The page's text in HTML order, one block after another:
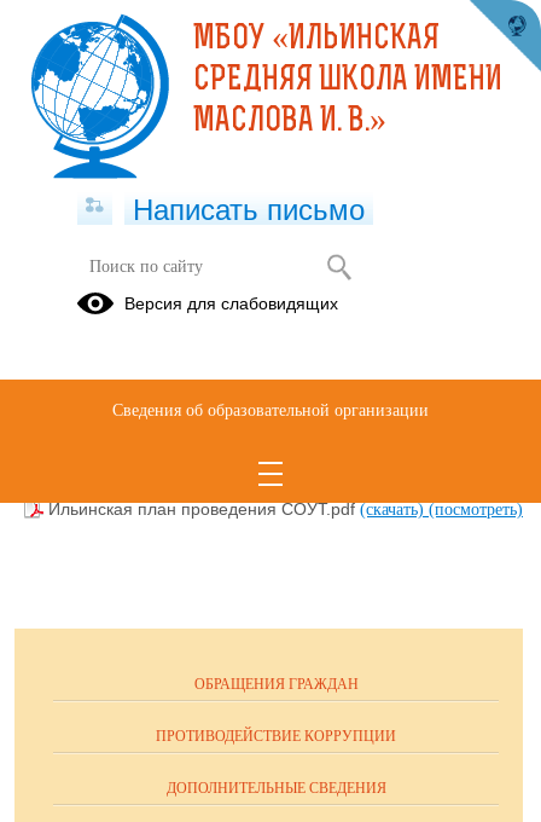
ОХРАНА ТРУДА (СОУТ)
Ильинская план проведения СОУТ.pdf(скачать)(посмотреть)
ОБРАЩЕНИЯ ГРАЖДАН
ПРОТИВОДЕЙСТВИЕ КОРРУПЦИИ
ДОПОЛНИТЕЛЬНЫЕ СВЕДЕНИЯ
МБОУ «ИЛЬИНСКАЯ
СРЕДНЯЯ ШКОЛА ИМЕНИ
МАСЛОВА И. В.»
Написать письмо
Версия для слабовидящих
Сведения об образовательной организации